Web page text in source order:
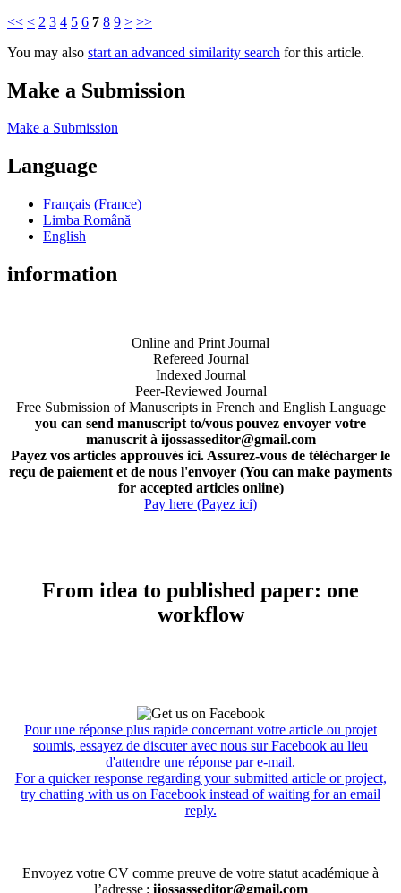
<< < 2 3 4 5 6 7 8 9 > >>
You may also start an advanced similarity search for this article.
Make a Submission
Make a Submission
Language
Français (France)
Limba Română
English
information
Online and Print Journal
Refereed Journal
Indexed Journal
Peer-Reviewed Journal
Free Submission of Manuscripts in French and English Language
you can send manuscript to/vous pouvez envoyer votre
manuscrit à ijossasseditor@gmail.com
Payez vos articles approuvés ici. Assurez-vous de télécharger le
reçu de paiement et de nous l'envoyer (You can make payments
for accepted articles online)
Pay here (Payez ici)
From idea to published paper: one
workflow
Pour une réponse plus rapide concernant votre article ou projet
soumis, essayez de discuter avec nous sur Facebook au lieu
d'attendre une réponse par e-mail.
For a quicker response regarding your submitted article or project,
try chatting with us on Facebook instead of waiting for an email
reply.
Envoyez votre CV comme preuve de votre statut académique à
l’adresse : ijossasseditor@gmail.com